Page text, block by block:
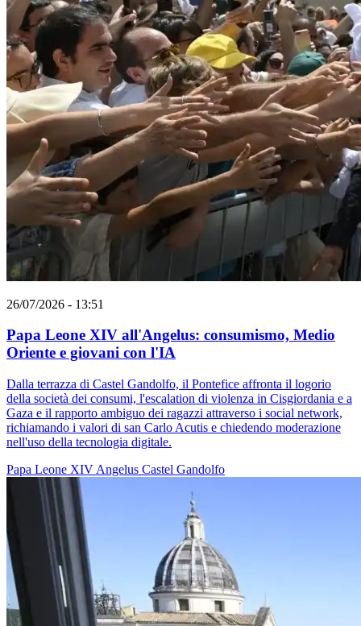
26/07/2026 - 13:51
Papa Leone XIV all'Angelus: consumismo, Medio
Oriente e giovani con l'IA
Dalla terrazza di Castel Gandolfo, il Pontefice affronta il logorio
della società dei consumi, l'escalation di violenza in Cisgiordania e a
Gaza e il rapporto ambiguo dei ragazzi attraverso i social network,
richiamando i valori di san Carlo Acutis e chiedendo moderazione
nell'uso della tecnologia digitale.
Papa Leone XIV Angelus Castel Gandolfo